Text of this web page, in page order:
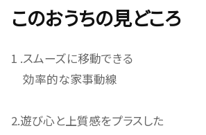
このおうちの見どころ
1 .スムーズに移動できる
効率的な家事動線
2.遊び心と上質感をプラスした